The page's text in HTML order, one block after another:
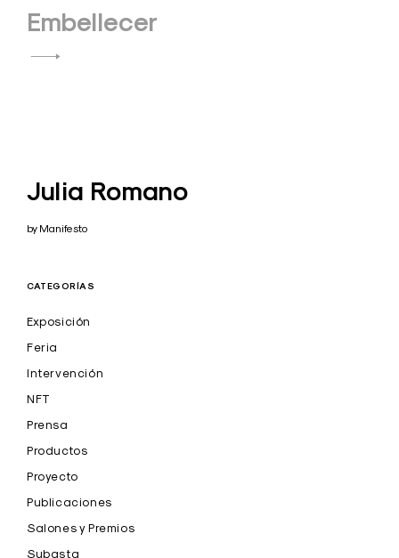
Embellecer
Julia Romano
by Manifesto
CATEGORÍAS
Exposición
Feria
Intervención
NFT
Prensa
Productos
Proyecto
Publicaciones
Salones y Premios
Subasta